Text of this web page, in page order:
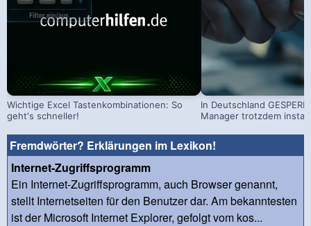
Wichtige Excel Tastenkombinationen: So
geht's schneller!
In Deutschland
Manager trotzdem
Fremdwörter? Erklärungen im Lexikon!
Internet-Zugriffsprogramm
Ein Internet-Zugriffsprogramm, auch Browser genannt,
stellt Internetseiten für den Benutzer dar. Am bekanntesten
ist der Microsoft Internet Explorer, gefolgt vom kos...